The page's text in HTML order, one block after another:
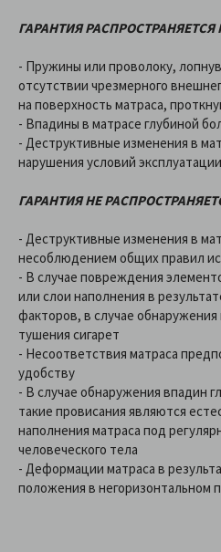
ГАРАНТИЯ РАСПРОСТРАНЯЕТСЯ
- Пружины или проволоку,
отсутствии чрезмерного
на поверхность матраса,
- Впадины в матрасе глубиной
- Деструктивные изменения в
нарушения условий
ГАРАНТИЯ НЕ
- Деструктивные изменения в
несоблюдением общих правил
- В случае повреждения
или слои наполнения в
факторов, в случае
тушения сигарет
- Несоответствия матраса
удобству
- В случае обнаружения впадин
такие провисания являются
наполнения матраса под
человеческого тела
- Деформации матраса в
положения в негоризонтальном